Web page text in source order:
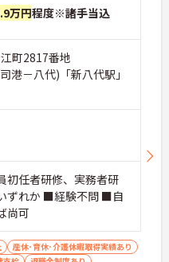
万円程度※諸手当込
町2817番地
港－八代)「新八代駅」
初任者研修、実務者研
ずれか ■経験不問 ■自
尚可
産休･育休･介護休暇取得実績あり